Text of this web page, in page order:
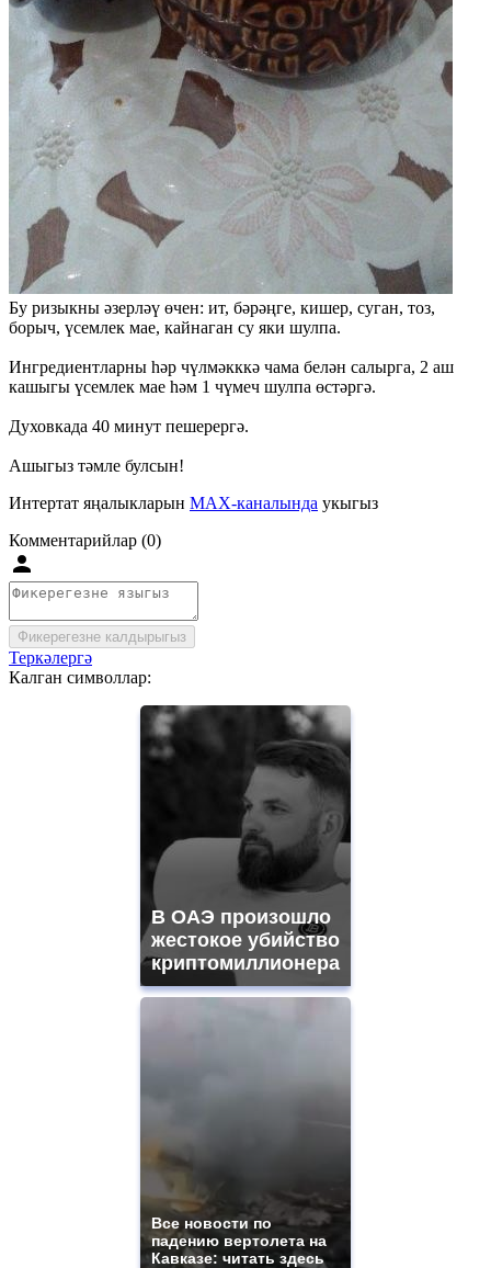
Бу ризыкны әзерләү өчен: ит, бәрәңге, кишер, суган, тоз,
борыч, үсемлек мае, кайнаган су яки шулпа.
Ингредиентларны һәр чүлмәкккә чама белән салырга, 2 аш
кашыгы үсемлек мае һәм 1 чүмеч шулпа өстәргә.
Духовкада 40 минут пешерергә.
Ашыгыз тәмле булсын!
Интертат яңалыкларын MAX-каналында укыгыз
Комментарийлар (0)
Фикерегезне калдырыгыз
Теркәлергә
Калган символлар:
В ОАЭ произошло
жестокое убийство
криптомиллионера
Все новости по
падению вертолета на
Кавказе: читать здесь